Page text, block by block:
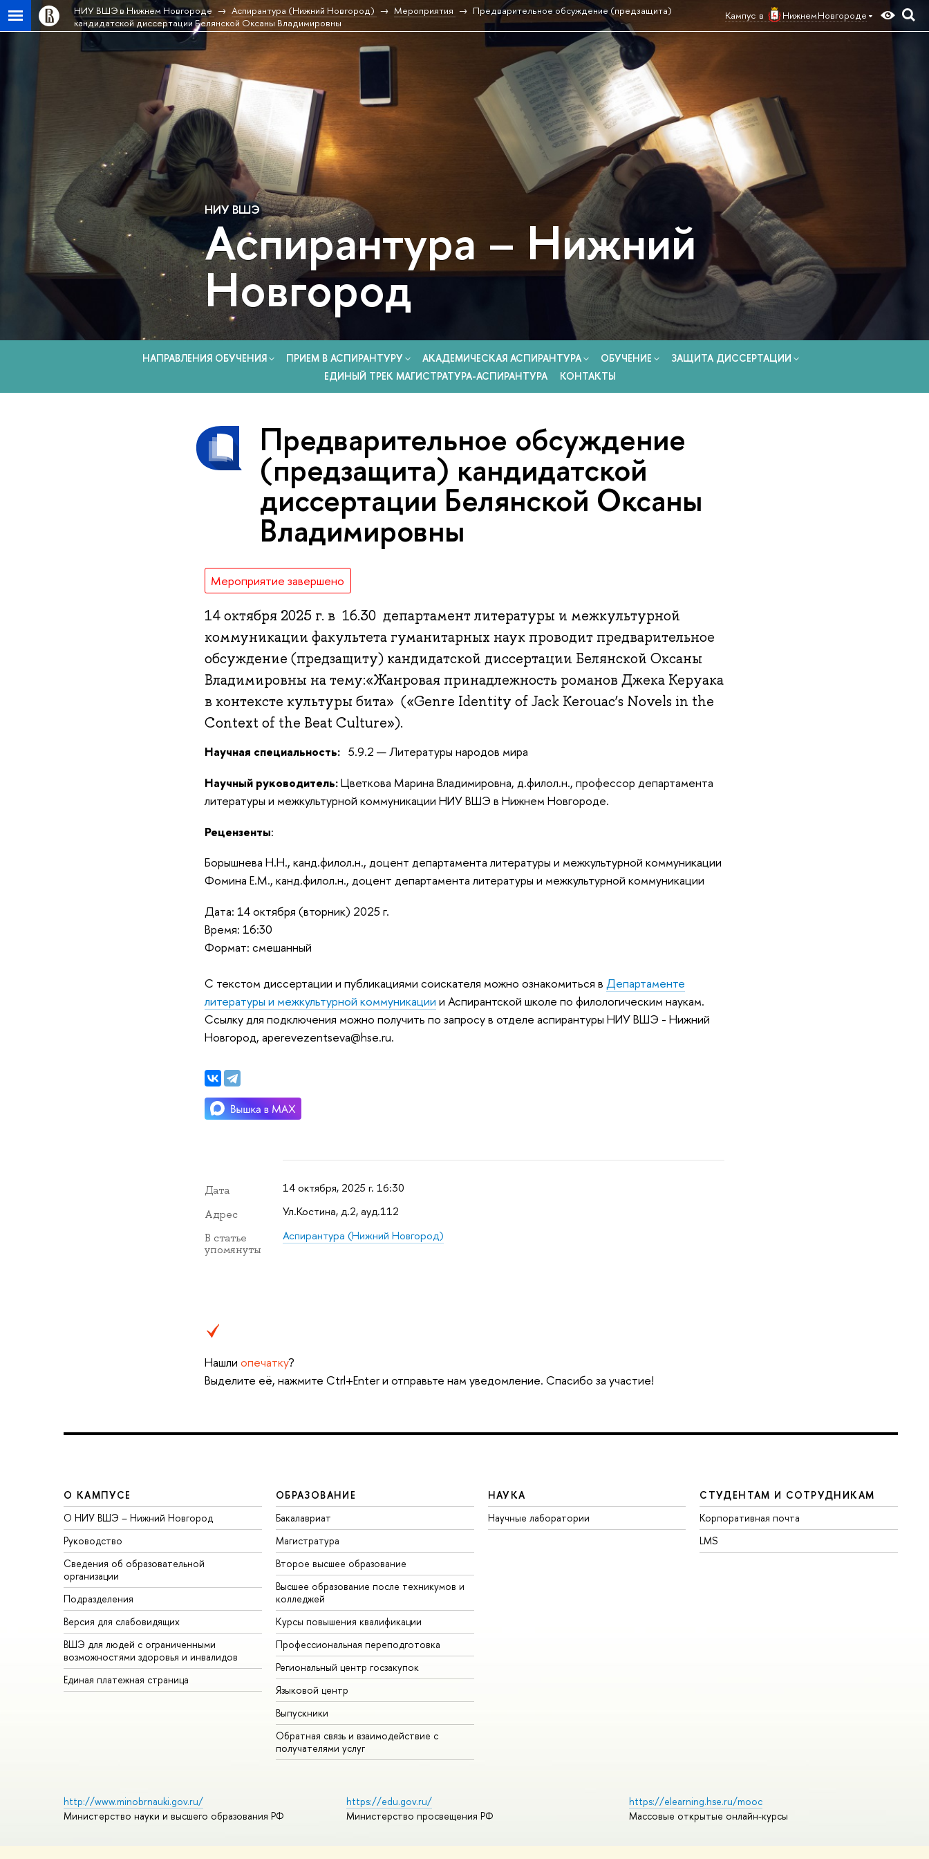
Кампус в Нижнем Новгороде
НИУ ВШЭ в Нижнем Новгороде Аспирантура (Нижний Новгород) Мероприятия
Предварительное обсуждение (предзащита)
кандидатской диссертации Белянской Оксаны Владимировны
НИУ ВШЭ
Аспирантура – Нижний
Новгород
НАПРАВЛЕНИЯ ОБУЧЕНИЯ ПРИЕМ В АСПИРАНТУРУ АКАДЕМИЧЕСКАЯ АСПИРАНТУРА ОБУЧЕНИЕ
ЗАЩИТА ДИССЕРТАЦИИ
ЕДИНЫЙ ТРЕК МАГИСТРАТУРА-АСПИРАНТУРА
КОНТАКТЫ
Предварительное обсуждение
(предзащита) кандидатской
диссертации Белянской Оксаны
Владимировны
Мероприятие завершено
14 октября 2025 г. в 16.30 департамент литературы и межкультурной
коммуникации факультета гуманитарных наук проводит предварительное
обсуждение (предзащиту) кандидатской диссертации Белянской Оксаны
Владимировны на тему:«Жанровая принадлежность романов Джека Керуака
в контексте культуры бита» («Genre Identity of Jack Kerouac’s Novels in the
Context of the Beat Culture»).
Научная специальность: 5.9.2 — Литературы народов мира
Научный руководитель:Цветкова Марина Владимировна, д.филол.н., профессор департамента
литературы и межкультурной коммуникации НИУ ВШЭ в Нижнем Новгороде.
Рецензенты:
Борышнева Н.Н., канд.филол.н., доцент департамента литературы и межкультурной коммуникации
Фомина Е.М., канд.филол.н., доцент департамента литературы и межкультурной коммуникации
Дата: 14 октября (вторник) 2025 г.
Время: 16:30
Формат: смешанный
С текстом диссертации и публикациями соискателя можно ознакомиться в Департаменте
литературы и межкультурной коммуникации и Аспирантской школе по филологическим наукам.
Ссылку для подключения можно получить по запросу в отделе аспирантуры НИУ ВШЭ - Нижний
Новгород, aperevezentseva@hse.ru.
Дата 14 октября, 2025 г. 16:30
Адрес Ул.Костина, д.2, ауд.112
В статье
упомянуты
Аспирантура (Нижний Новгород)
Нашли опечатку?
Выделите её, нажмите Ctrl+Enter и отправьте нам уведомление. Спасибо за участие!
О КАМПУСЕ
О НИУ ВШЭ – Нижний Новгород
Руководство
Сведения об образовательной
организации
Подразделения
Версия для слабовидящих
ВШЭ для людей с ограниченными
возможностями здоровья и инвалидов
Единая платежная страница
ОБРАЗОВАНИЕ
Бакалавриат
Магистратура
Второе высшее образование
Высшее образование после техникумов и
колледжей
Курсы повышения квалификации
Профессиональная переподготовка
Региональный центр госзакупок
Языковой центр
Выпускники
Обратная связь и взаимодействие с
получателями услуг
НАУКА
Научные лаборатории
СТУДЕНТАМ И СОТРУДНИКАМ
Корпоративная почта
LMS
http://www.minobrnauki.gov.ru/
Министерство науки и высшего образования РФ
https://edu.gov.ru/
Министерство просвещения РФ
https://elearning.hse.ru/mooc
Массовые открытые онлайн-курсы